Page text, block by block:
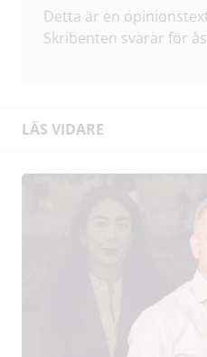
Detta är en
Skribenten svarar för
LÄS VIDARE